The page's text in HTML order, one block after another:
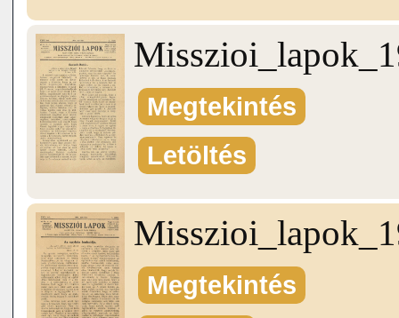
Megtekintés
Letöltés
Megtekintés